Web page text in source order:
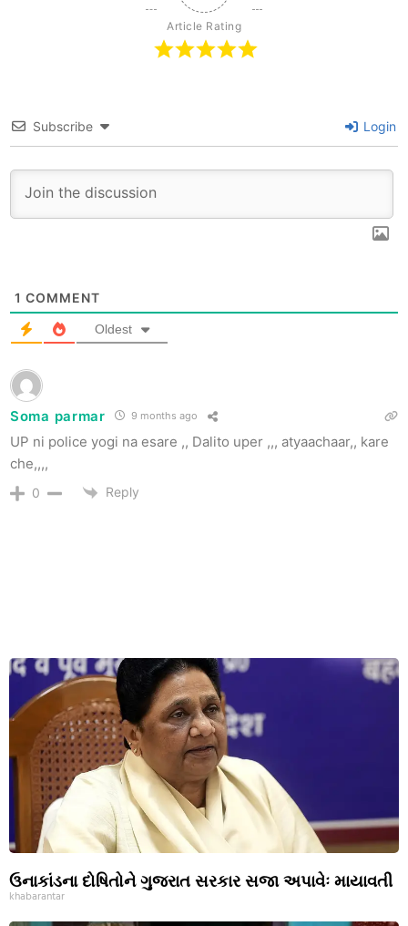
Article Rating
Subscribe Login
1 COMMENT
Oldest
Soma parmar 9 months ago
UP ni police yogi na esare ,, Dalito uper ,,, atyaachaar,, kare
che,,,,
0 Reply
ઉનાકાંડના દોષિતોને ગુજરાત સરકાર સજા અપાવેઃ માયાવતી
khabarantar